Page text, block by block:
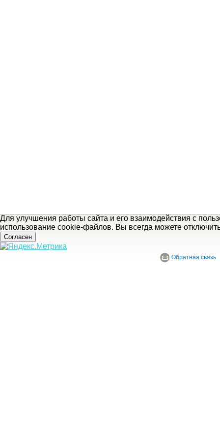
Для улучшения работы сайта и его взаимодействия с
использование cookie-файлов. Вы всегда можете
Согласен
Обратная связь